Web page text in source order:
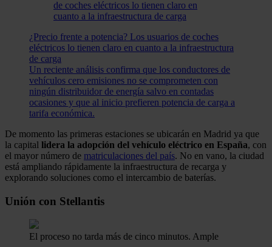
¿Precio frente a potencia? Los usuarios de coches
eléctricos lo tienen claro en cuanto a la infraestructura
de carga
Un reciente análisis confirma que los conductores de
vehículos cero emisiones no se comprometen con
ningún distribuidor de energía salvo en contadas
ocasiones y que al inicio prefieren potencia de carga a
tarifa económica.
De momento las primeras estaciones se ubicarán en Madrid ya que
la capital lidera la adopción del vehículo eléctrico en España, con
el mayor número de matriculaciones del país. No en vano, la ciudad
está ampliando rápidamente la infraestructura de recarga y
explorando soluciones como el intercambio de baterías.
Unión con Stellantis
El proceso no tarda más de cinco minutos. Ample